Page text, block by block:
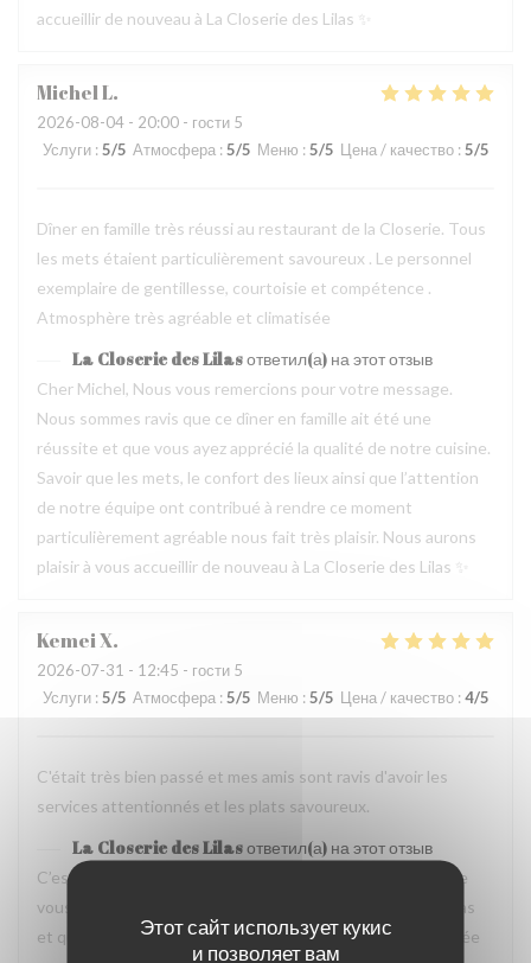
Этот сайт использует кукис
и позволяет вам
accueillir de nouveau à La Closerie des Lilas ✨
MichelL
2026-08-04 - 20:00 - гости 5
Услуги : 5/5 Атмосфера : 5/5 Меню : 5/5 Цена / качество : 5/5
Dîner en famille très réussi au restaurant de la Closerie. Tous
les mets étaient particulièrement savoureux . Le personnel
exemplaire de gentillesse, courtoisie et compétence .
Atmosphère très agréable et climatisée
La Closerie des Lilasответил(а) на этот отзыв
Cher Michel, Nous vous remercions pour votre message.
Nous sommes ravis que ce dîner en famille ait été une
réussite et que vous ayez apprécié la qualité de notre cuisine.
Savoir que les mets, le confort des lieux ainsi que l’attention
de notre équipe ont contribué à rendre ce moment
particulièrement agréable nous fait très plaisir. Nous aurons
plaisir à vous accueillir de nouveau à La Closerie des Lilas ✨
KemeiX
2026-07-31 - 12:45 - гости 5
Услуги : 5/5 Атмосфера : 5/5 Меню :5/5 Цена / качество : 4/5
C'était très bien passé et mes amis sont ravis d'avoir les
services attentionnés et les plats savoureux.
La Closerie des Lilasответил(а) на этот отзыв
C’est un plaisir de lire votre retour. Nous sommes ravis que
vous ayez passé un agréable moment à La Closerie des Lilas
et que vos amis aient également apprécié l’attention portée